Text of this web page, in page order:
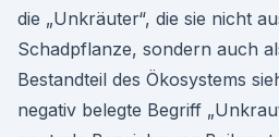
die „Unkräuter“, die sie nicht
Schadpflanze, sondern auch
Bestandteil des Ökosystems
negativ belegte Begriff